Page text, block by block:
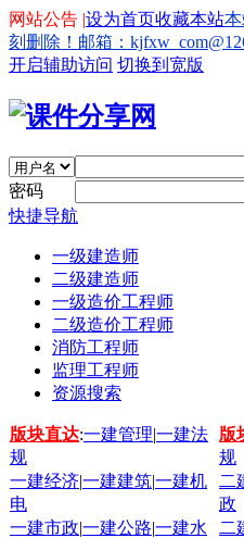
设为首页收藏本站
网站公告 |
刻删除！邮箱：
开启辅助访问 切换到宽版
密码
快捷导航
一级建造师
二级建造师
一级造价工程师
二级造价工程师
消防工程师
监理工程师
资源搜索
版块直达:一建管理|一建法
规
版
规
一建经济|一建建筑|一建机
电
二
政
一建市政|一建公路|一建水
二